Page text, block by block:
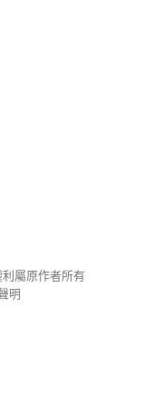
屬原作者所有
明